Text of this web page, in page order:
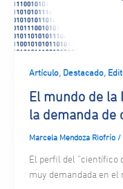
Artículo, Destacado,
El mundo de la
la demanda de
Marcela Mendoza Riofrío /
El perfil del “científico
muy demandada en el